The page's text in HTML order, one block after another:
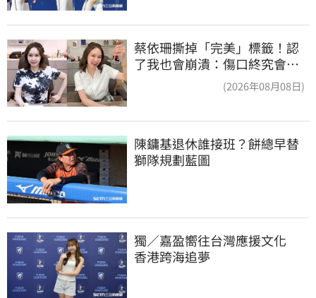
蔡依珊撕掉「完美」標籤！認
了我也會崩潰：傷口終究會癒
(2026年08月08日)
陳鏞基退休誰接班？餅總早替
獅隊規劃藍圖
獨／嘉盈嚮往台灣應援文化
香港跨海追夢